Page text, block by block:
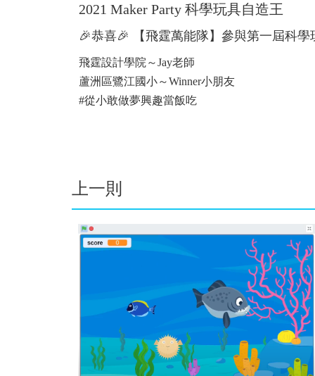
2021 Maker Party 科學玩具自造王
🎉恭喜🎉 【飛霆萬能隊】參與第一屆科
飛霆設計學院～Jay老師
蘆洲區鷺江國小～Winner小朋友
#從小敢做夢興趣當飯吃
上一則